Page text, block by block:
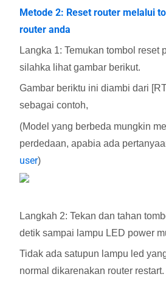
Metode 2: Reset router melalui
router anda
Langka 1: Temukan tombol reset
silahka lihat gambar berikut.
Gambar beriktu ini diambi dari
sebagai contoh,
(Model yang berbeda mungkin
perdedaan, apabia ada
user)
Langkah 2: Tekan dan tahan
detik sampai lampu LED power
Tidak ada satupun lampu led
normal dikarenakan router restart.